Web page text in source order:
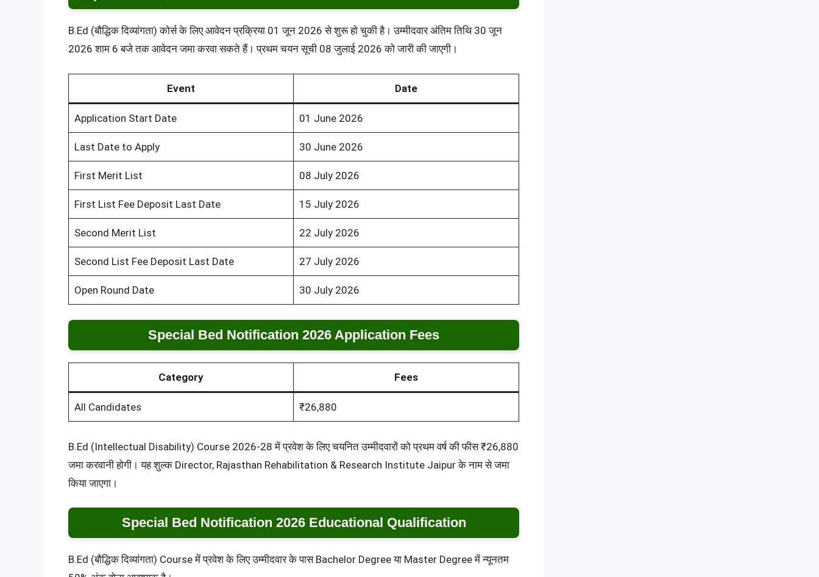
B.Ed (बौद्धिक दिव्यांगता) कोर्स के लिए आवेदन प्रक्रिया 01 जून 2026 से शुरू हो चुकी है। उम्मीदवार अंतिम तिथि 30 जून
2026 शाम 6 बजे तक आवेदन जमा करवा सकते हैं। प्रथम चयन सूची 08 जुलाई 2026 को जारी की जाएगी।
Event Date
Application Start Date 01 June 2026
Last Date to Apply 30 June 2026
First Merit List 08 July 2026
First List Fee Deposit Last Date 15 July 2026
Second Merit List 22 July 2026
Second List Fee Deposit Last Date 27 July 2026
Open Round Date 30 July 2026
Special Bed Notification 2026 Application Fees
Category Fees
All Candidates ₹26,880
B.Ed (Intellectual Disability) Course 2026-28 में प्रवेश के लिए चयनित उम्मीदवारों को प्रथम वर्ष की फीस ₹26,880
जमा करवानी होगी। यह शुल्क Director, Rajasthan Rehabilitation & Research Institute Jaipur के नाम से जमा
किया जाएगा।
Special Bed Notification 2026 Educational Qualification
B.Ed (बौद्धिक दिव्यांगता) Course में प्रवेश के लिए उम्मीदवार के पास Bachelor Degree या Master Degree में न्यूनतम